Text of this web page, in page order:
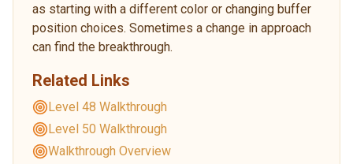
as starting with a different color or changing buffer
position choices. Sometimes a change in approach
can find the breakthrough.
Related Links
Level 48 Walkthrough
Level 50 Walkthrough
Walkthrough Overview